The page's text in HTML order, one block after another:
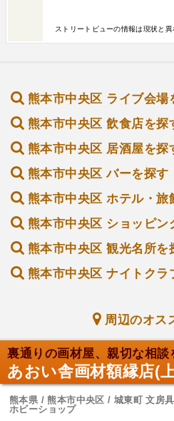
ストリートビューの情報は現状と異
熊本市中央区 ライブ会場
熊本市中央区 飲食店を探
熊本市中央区 居酒屋を探
熊本市中央区 バーを探す
熊本市中央区 ホテル・旅
熊本市中央区 ショッピン
熊本市中央区 観光名所を
熊本市中央区 ナイトクラ
周辺のオス
裏通りの画材屋、親切な相談
あおい舎画材額縁店(
熊本県 / 熊本市中央区 / 城東町 文房
ホビーショップ